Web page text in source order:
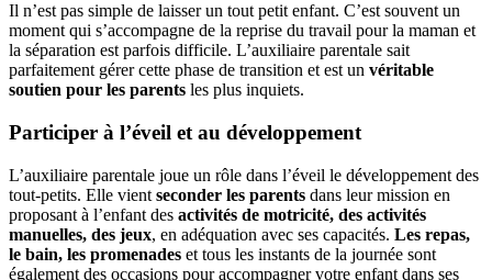
Il n’est pas simple de laisser un tout petit enfant. C’est souvent un
moment qui s’accompagne de la reprise du travail pour la maman et
la séparation est parfois difficile. L’auxiliaire parentale sait
parfaitement gérer cette phase de transition et est un véritable
soutien pour les parents les plus inquiets.
Participer à l’éveil et au développement
L’auxiliaire parentale joue un rôle dans l’éveil le développement des
tout-petits. Elle vient seconder les parents dans leur mission en
proposant à l’enfant des activités de motricité, des activités
manuelles, des jeux, en adéquation avec ses capacités. Les repas,
le bain, les promenades et tous les instants de la journée sont
également des occasions pour accompagner votre enfant dans ses